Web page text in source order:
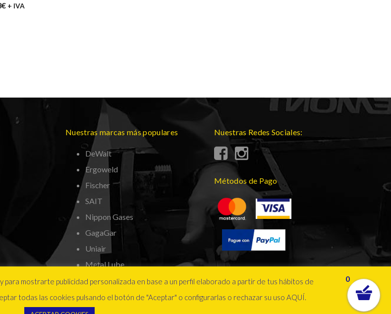
€ + IVA
Nuestras marcas más populares
DeWalt
Ergoweld
Fischer
SAIT
Nippon Gases
GagaGar
Uniair
Metal Lube
Nuestras Redes Sociales:
Métodos de Pago
para mostrarte publicidad personalizada en base a un perfil elaborado a partir de tus hábitos de
todas las cookies pulsando el botón de "Aceptar" o configurarlas o rechazar su uso AQUÍ.
0